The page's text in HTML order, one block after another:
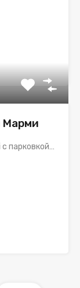
Марми
парковкой…